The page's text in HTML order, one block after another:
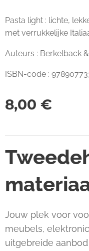
Pasta light : lichte,
met verrukkelijke
Auteurs : Berkelback
ISBN-code :
8,00 €
Jouw plek voor
meubels,
uitgebreide